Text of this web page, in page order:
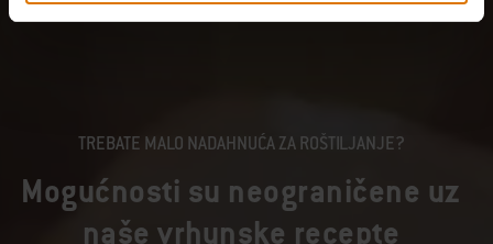
TREBATE MALO NADAHNUĆA ZA ROŠTILJANJE?
Mogućnosti su neograničene uz
naše vrhunske recepte